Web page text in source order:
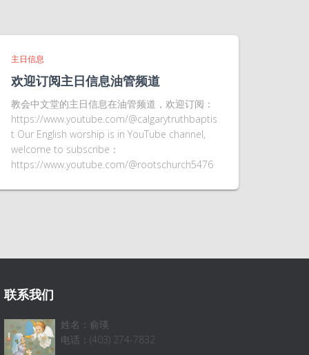
主日信息
欢迎订阅主日信息油管频道
教会中文堂的主日信息在油管频道，欢迎订阅：
https://www.youtube.com/@calgarytruthbaptis
t Our English worship is in YouTube channel,
welcome to subscribe：
https://www.youtube.com/@rootschurch5476
联系我们
姓名：俞瑛
电话：(403) 274-7832